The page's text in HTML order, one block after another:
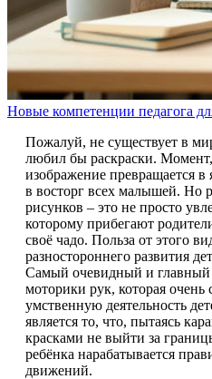
Новые компетенции педагога
Пожалуй, не существует в
любил бы раскраски. Момент,
изображение превращается
в восторг всех малышей. Но
рисунков – это не просто
которому прибегают
своё чадо. Польза от этого
разностороннего развития
Самый очевидный и главный
моторики рук, которая очень
умственную деятельность
является то, что, пытаясь
красками не выйти за
ребёнка нарабатывается
движений.